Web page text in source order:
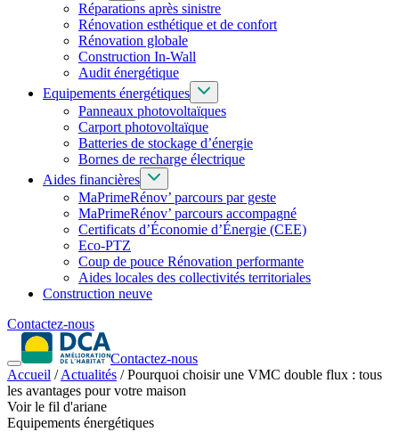
Réparations après sinistre
Rénovation esthétique et de confort
Rénovation globale
Construction In-Wall
Audit énergétique
Equipements énergétiques
Panneaux photovoltaïques
Carport photovoltaïque
Batteries de stockage d’énergie
Bornes de recharge électrique
Aides financières
MaPrimeRénov’ parcours par geste
MaPrimeRénov’ parcours accompagné
Certificats d’Économie d’Énergie (CEE)
Eco-PTZ
Coup de pouce Rénovation performante
Aides locales des collectivités territoriales
Construction neuve
Contactez-nous
Contactez-nous
Accueil /Actualités /Pourquoi choisir une VMC double flux : tous
les avantages pour votre maison
Voir le fil d'ariane
Equipements énergétiques